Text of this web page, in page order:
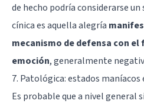
de hecho podría considerarse
cínica es aquella alegría
mecanismo de defensa con
emoción, generalmente
7. Patológica: estados
Es probable que a nivel general